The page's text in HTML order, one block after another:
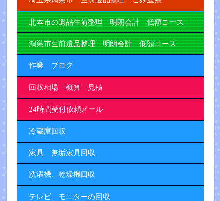
北本市の遺品生前整理 明朗会計 低額コース
鴻巣市生前遺品整理 明朗会計 低額コース
作業 ブログ
回収相場 概算 見積
24時間受付依頼メール
冷蔵庫回収
家具 無垢家具回収
洗濯機、乾燥機回収
テレビ、モニターの回収